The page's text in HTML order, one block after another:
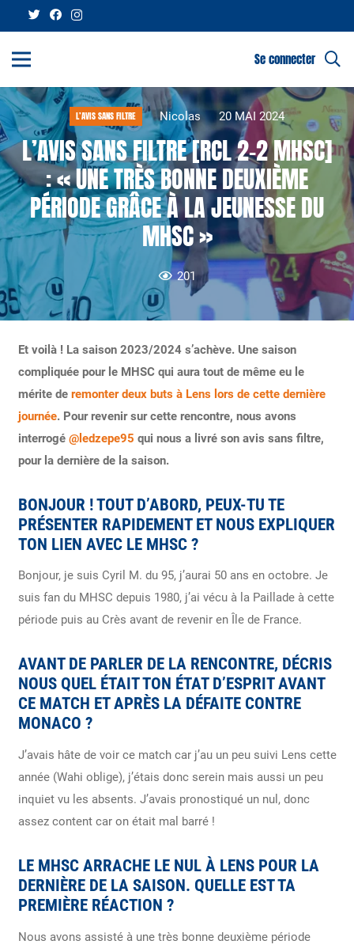
Se connecter
L’AVIS SANS FILTRE Nicolas 20 MAI 2024
L’AVIS SANS FILTRE [RCL 2-2 MHSC]
: « UNE TRÈS BONNE DEUXIÈME
PÉRIODE GRÂCE À LA JEUNESSE DU
MHSC »
201
Et voilà ! La saison 2023/2024 s’achève. Une saison
compliquée pour le MHSC qui aura tout de même eu le
mérite de remonter deux buts à Lens lors de cette dernière
journée. Pour revenir sur cette rencontre, nous avons
interrogé @ledzepe95 qui nous a livré son avis sans filtre,
pour la dernière de la saison.
BONJOUR ! TOUT D’ABORD, PEUX-TU TE
PRÉSENTER RAPIDEMENT ET NOUS EXPLIQUER
TON LIEN AVEC LE MHSC ?
Bonjour, je suis Cyril M. du 95, j’aurai 50 ans en octobre. Je
suis fan du MHSC depuis 1980, j’ai vécu à la Paillade à cette
période puis au Crès avant de revenir en Île de France.
AVANT DE PARLER DE LA RENCONTRE, DÉCRIS
NOUS QUEL ÉTAIT TON ÉTAT D’ESPRIT AVANT
CE MATCH ET APRÈS LA DÉFAITE CONTRE
MONACO ?
J’avais hâte de voir ce match car j’au un peu suivi Lens cette
année (Wahi oblige), j’étais donc serein mais aussi un peu
inquiet vu les absents. J’avais pronostiqué un nul, donc
assez content car on était mal barré !
LE MHSC ARRACHE LE NUL À LENS POUR LA
DERNIÈRE DE LA SAISON. QUELLE EST TA
PREMIÈRE RÉACTION ?
Nous avons assisté à une très bonne deuxième période